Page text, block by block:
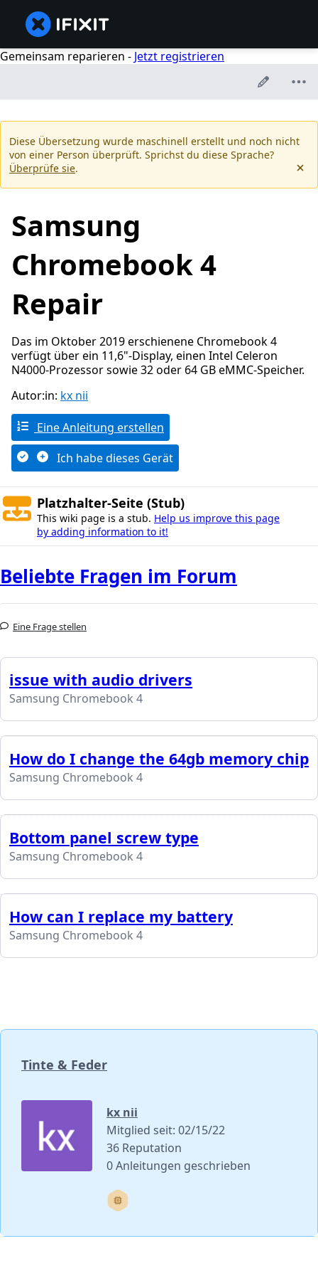
Gemeinsam reparieren - Jetzt registrieren
Diese Übersetzung wurde maschinell erstellt und noch nicht
von einer Person überprüft. Sprichst du diese Sprache?
Überprüfe sie.
Samsung
Chromebook 4
Repair
Das im Oktober 2019 erschienene Chromebook 4
verfügt über ein 11,6"-Display, einen Intel Celeron
N4000-Prozessor sowie 32 oder 64 GB eMMC-Speicher.
Autor:in: kx nii
Eine Anleitung erstellen
Ich habe dieses Gerät
Platzhalter-Seite (Stub)
This wiki page is a stub. Help us improve this page
by adding information to it!
Beliebte Fragen im Forum
Eine Frage stellen
issue with audio drivers
Samsung Chromebook 4
How do I change the 64gb memory chip
Samsung Chromebook 4
Bottom panel screw type
Samsung Chromebook 4
How can I replace my battery
Samsung Chromebook 4
Tinte & Feder
kx nii
Mitglied seit: 02/15/22
36 Reputation
0 Anleitungen geschrieben